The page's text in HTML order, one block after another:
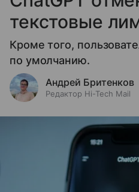
текстовые
Кроме того,
по умолчанию.
Андрей Бритенков
Редактор Hi-Tech Mail